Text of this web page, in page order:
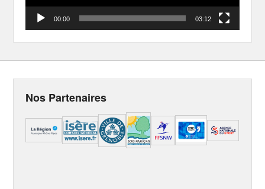
00:00 03:12
Nos Partenaires